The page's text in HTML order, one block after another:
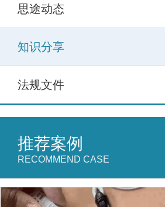
思途动态
知识分享
法规文件
推荐案例
RECOMMEND CASE